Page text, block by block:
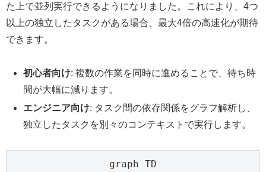
た上で並列実行できるようになりました。これにより、4つ
以上の独立したタスクがある場合、最大4倍の高速化が期待
できます。
初心者向け: 複数の作業を同時に進めることで、待ち時
間が大幅に減ります。
エンジニア向け: タスク間の依存関係をグラフ解析し、
独立したタスクを別々のコンテキストで実行します。
graph TD